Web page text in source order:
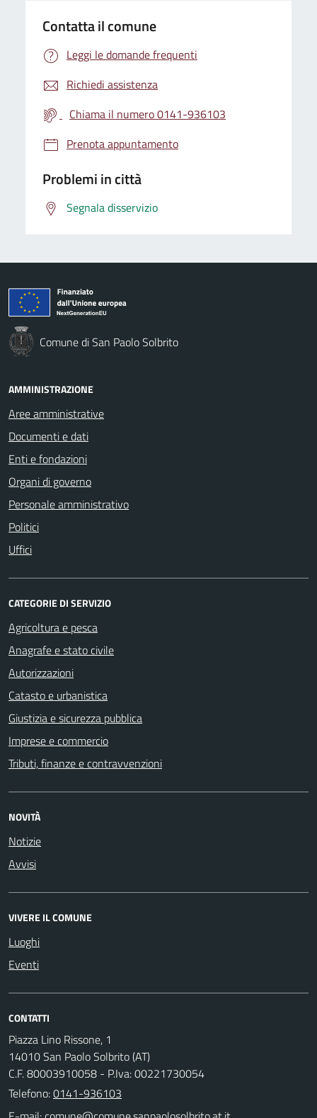
Contatta il comune
Leggi le domande frequenti
Richiedi assistenza
Chiama il numero 0141-936103
Prenota appuntamento
Problemi in città
Segnala disservizio
Comune di San Paolo Solbrito
AMMINISTRAZIONE
Aree amministrative
Documenti e dati
Enti e fondazioni
Organi di governo
Personale amministrativo
Politici
Uffici
CATEGORIE DI SERVIZIO
Agricoltura e pesca
Anagrafe e stato civile
Autorizzazioni
Catasto e urbanistica
Giustizia e sicurezza pubblica
Imprese e commercio
Tributi, finanze e contravvenzioni
NOVITÀ
Notizie
Avvisi
VIVERE IL COMUNE
Luoghi
Eventi
CONTATTI
Piazza Lino Rissone, 1
14010 San Paolo Solbrito (AT)
C.F. 80003910058 - P.Iva: 00221730054
Telefono:0141-936103